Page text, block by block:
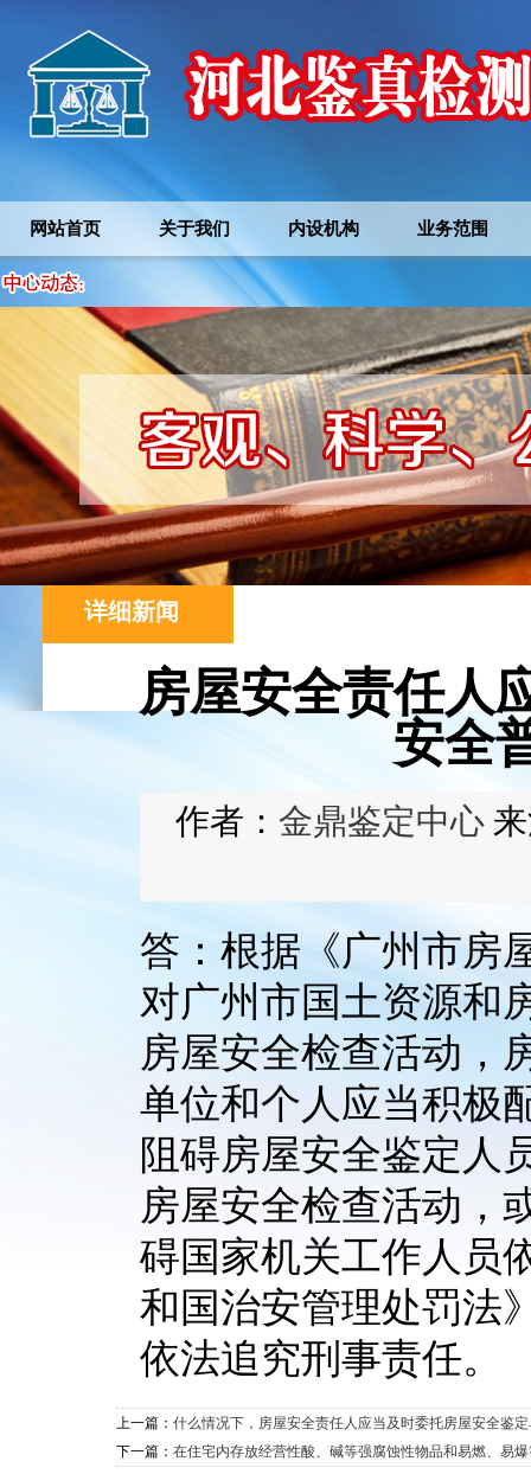
网站首页 关于我们 内设机构 业务范围
详细新闻
房屋安全责任人
安全
作者： 金鼎鉴定中心来
答：根据《广州市房
对广州市国土资源和
房屋安全检查活动，
单位和个人应当积极
阻碍房屋安全鉴定人
房屋安全检查活动，
碍国家机关工作人员
和国治安管理处罚法
依法追究刑事责任。
上一篇： 什么情况下，房屋安全责任人应当及时委托房屋安全鉴
下一篇： 在住宅内存放经营性酸、碱等强腐蚀性物品和易燃、易